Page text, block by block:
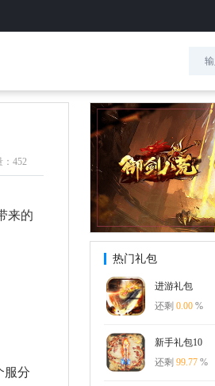
：452
来的
服分
热门礼包
进游礼包
还剩 0.00 %
新手礼包10
还剩 99.77 %